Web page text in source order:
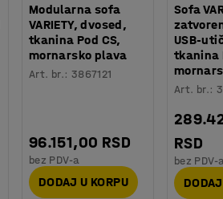
Modularna sofa
VARIETY, dvosed,
tkanina Pod CS,
mornarsko plava
Art. br.: 3867121
96.151,00 RSD
bez PDV-a
DODAJ U KORPU
Sofa
USB-
tkanina
Art. br.:
RSD
bez PDV-